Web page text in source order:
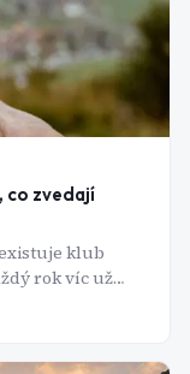
co zvedají
klub
rok víc už
být.